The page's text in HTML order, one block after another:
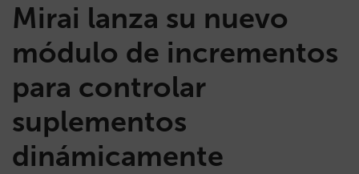
Mirai lanza su nuevo
módulo de incrementos
para controlar
suplementos
dinámicamente